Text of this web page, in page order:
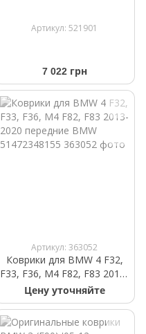
Артикул: 521901
7 022 грн
Артикул: 363052
Коврики для BMW 4 F32,
F33, F36, M4 F82, F83 2013-
2020 передние BMW
51472348155
Цену уточняйте